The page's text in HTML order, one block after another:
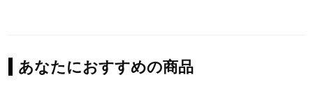
あなたにおすすめの商品